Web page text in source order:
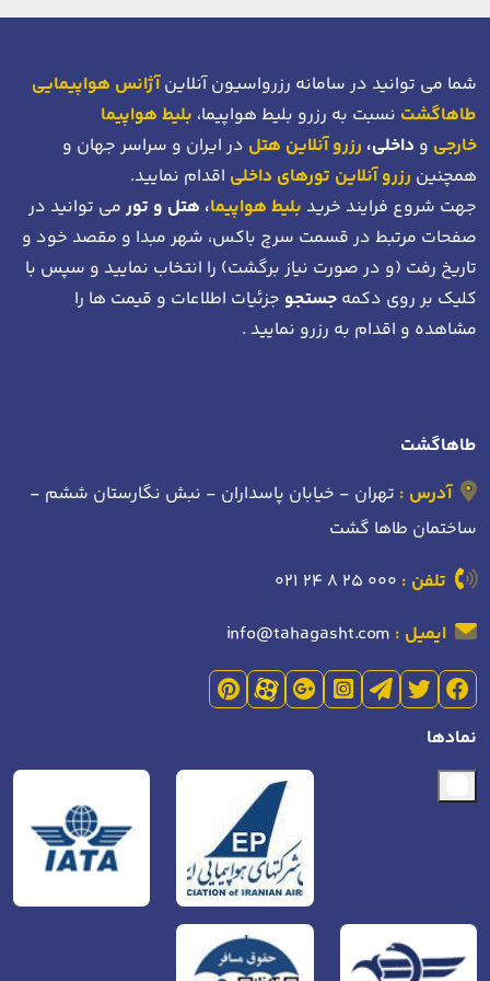
شما می توانید در سامانه رزرواسیون آنلاینآژانس هواپیمایی
طاهاگشت نسبت به رزرو بلیط هواپیما، بلیط هواپیما
خارجی و داخلی، رزرو آنلاین هتل در ایران و سراسر جهان و
همچنین رزرو آنلاین تورهای داخلی اقدام نمایید.
جهت شروع فرایند خرید بلیط هواپیما، هتل و تورمی توانید در
صفحات مرتبط در قسمت سرچ باکس، شهر مبدا و مقصد خود و
تاریخ رفت (و در صورت نیاز برگشت) را انتخاب نمایید و سپس با
کلیک بر روی دکمه جستجو جزئیات اطلاعات و قیمت ها را
مشاهده و اقدام به رزرو نمایید .
طاهاگشت
آدرس : تهران - خیابان پاسداران - نبش نگارستان ششم -
ساختمان طاها گشت
تلفن : 021 24 8 25 000
ایمیل : info@tahagasht.com
نمادها